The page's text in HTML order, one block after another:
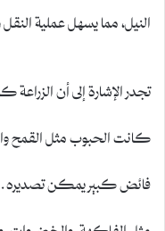
النيل، مما يسهل عملية
تجدر الإشارة إلى أن
كانت الحبوب مثل القمح
فائض كبير يمكن تصديره.